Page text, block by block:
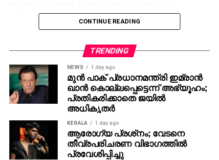
ജീവനക്കാരുമായി സംഘര്‍ഷം ശക്തമായി. പ്രതികളുടെ
സംഘം ആദ്യം ബാറില്‍ നിന്ന് പുറത്തുപോയെങ്കിലും,
വടിവാളുമായി തിരികെ എത്തി. തുടര്‍ന്ന് ബാര്‍
ജീവനക്കാര്‍ക്ക് മര്‍ദനമേല്‍ക്കുകയും അക്രമം
ആവര്‍ത്തിച്ച് അഞ്ചുതവണ വരെ തിരിച്ചെത്തി
ആക്രമണം നടത്തിയതായും ബാര്‍ ഉടമ നല്‍കിയ
പരാതിയില്‍ പറയുന്നു. വിദ്യാഭ്യാസ
ആവശ്യങ്ങള്‍ക്കായി എറണാകുളത്ത് എത്തിയവരാണ്
പ്രതികളെന്ന് പൊലീസ് കണ്ടെത്തിയിട്ടുണ്ട്.
സംഭവത്തില്‍ അലീനയുടെ കൈക്ക് പരുക്കേല്‍ക്കുകയും
ചെയ്തു.
CONTINUE READING
TRENDING
NEWS 1 day ago
മുന്‍ പാക് പ്രധാനമന്ത്രി ഇമ്രാന്‍
ഖാന്‍ കൊല്ലപ്പെട്ടെന്ന് അഭ്യൂഹം;
പ്രതികരിക്കാതെ ജയില്‍
അധികൃതര്‍
KERALA 1 day ago
ആരോഗ്യ പ്രശ്‌നം; വേടനെ
തീവ്രപരിചരണ വിഭാഗത്തില്‍
പ്രവേശിപ്പിച്ചു